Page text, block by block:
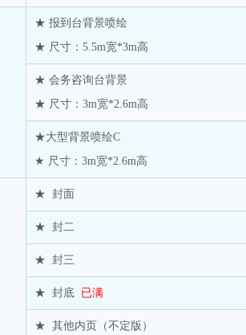
建发化工有限公司
小鼎能源有限公司
中储物流有限公司
业（上海）有限公司
华屹塑化有限公司
景诚实业有限公司
湾国际贸易有限公司
逸盛石化有限公司
浙期实业有限公司
★ 报到台背景喷绘
★ 尺寸：5.5m宽*3m高
★ 会务咨询台背景
★ 尺寸：3m宽*2.6m高
★大型背景喷绘C
★ 尺寸：3m宽*2.6m高
★ 封面
★ 封二
★ 封三
★ 封底 已满
★ 其他内页（不定版）